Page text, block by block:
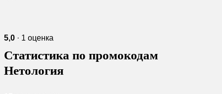
5,0 · 1 оценка
Статистика по промокодам
Нетология